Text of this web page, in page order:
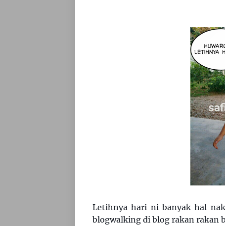
Letihnya hari ni banyak hal
blogwalking di blog rakan rakan